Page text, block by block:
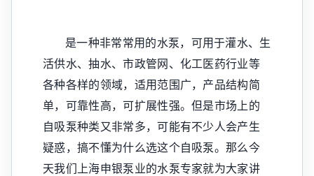
是一种非常常用的水泵，可用于灌水、生
活供水、抽水、市政管网、化工医药行业等
各种各样的领域，适用范围广，产品结构简
单，可靠性高，可扩展性强。但是市场上的
自吸泵种类又非常多，可能有不少人会产生
疑惑，搞不懂为什么选这个自吸泵。那么今
天我们上海申银泵业的水泵专家就为大家讲